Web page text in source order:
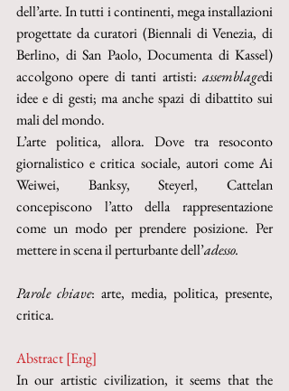
dell’arte. In tutti i continenti, mega installazioni
progettate da curatori (Biennali di Venezia, di
Berlino, di San Paolo, Documenta di Kassel)
accolgono opere di tanti artisti: assemblagedi
idee e di gesti; ma anche spazi di dibattito sui
mali del mondo.
L’arte politica, allora. Dove tra resoconto
giornalistico e critica sociale, autori come Ai
Weiwei, Banksy, Steyerl, Cattelan
concepiscono l’atto della rappresentazione
come un modo per prendere posizione. Per
mettere in scena il perturbante dell’adesso.
Parole chiave: arte, media, politica, presente,
critica.
Abstract [Eng]
In our artistic civilization, it seems that the